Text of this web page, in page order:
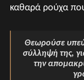
καθαρά ρούχα
Θεωρούσε
σύλληψή της,
την